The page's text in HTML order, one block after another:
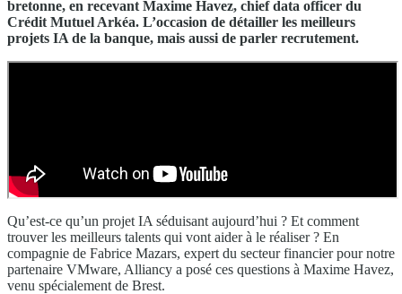
bretonne, en recevant Maxime Havez, chief data officer du
Crédit Mutuel Arkéa. L’occasion de détailler les meilleurs
projets IA de la banque, mais aussi de parler recrutement.
Qu’est-ce qu’un projet IA séduisant aujourd’hui ? Et comment
trouver les meilleurs talents qui vont aider à le réaliser ? En
compagnie de Fabrice Mazars, expert du secteur financier pour notre
partenaire VMware, Alliancy a posé ces questions à Maxime Havez,
venu spécialement de Brest.